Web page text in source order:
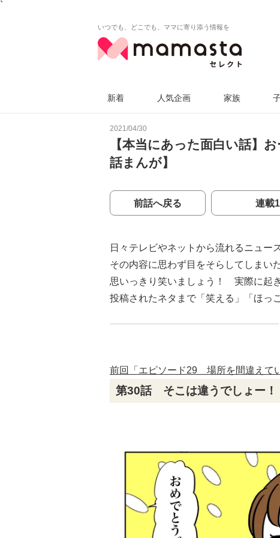
`
いつでも、どこでも、ママに寄り添う情報を
新着 人気企画 家族
2021/04/30
【本当にあった面白い話】
話まんが】
前話へ戻る 連載
日々テレビやネットから流れるニュー
その内容に思わず目をそらしてしまい
思いっきり笑いましょう！ 実際に起
投稿されたネタまで「笑える」「ほっ
前回「エピソード29 場所を間違えて
第30話 そこは違うでしょー！